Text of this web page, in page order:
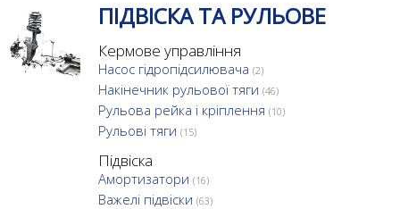
ПІДВІСКА ТА РУЛЬОВЕ
Кермове управління
Насос гідропідсилювача (2)
Накінечник рульової тяги (46)
Рульова рейка і кріплення (10)
Рульові тяги (15)
Підвіска
Амортизатори (16)
Важелі підвіски (63)